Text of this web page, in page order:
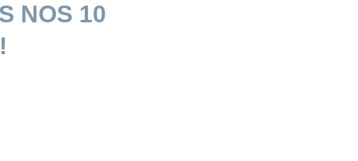
NOS 10